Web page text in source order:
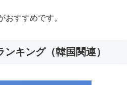
おすすめです。
キング（韓国関連）